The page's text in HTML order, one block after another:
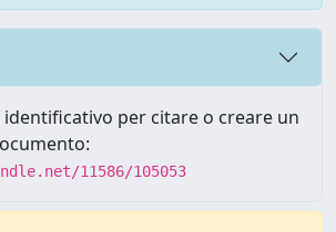
per citare o creare un
11586/105053